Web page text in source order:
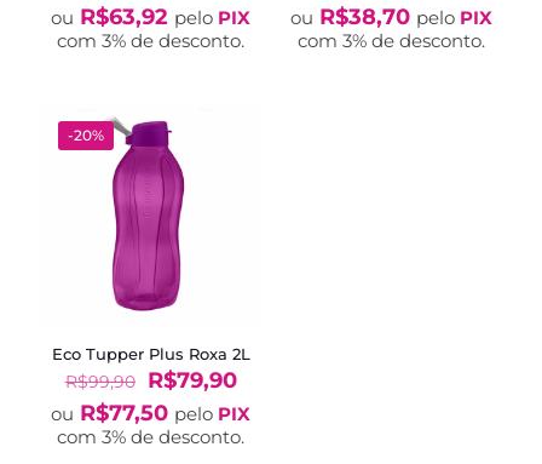
preço
original
era:
preço
atual
é:
ou R$63,92 pelo PIX
com 3% de desconto.
preço
original
era:
preço
atual
é:
ou R$38,70 pelo PIX
com 3% de desconto.
-20%
Eco Tupper Plus Roxa 2L
R$99,90
O
preço
original
era:
R$79,90O
preço
atual
é:
ou R$77,50 pelo PIX
com 3% de desconto.